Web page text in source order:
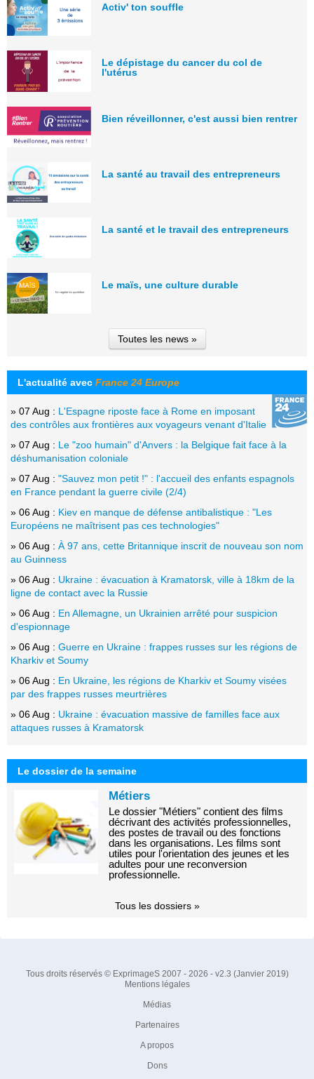
Activ' ton souffle
Le dépistage du cancer du col de
l'utérus
Bien réveillonner, c'est aussi bien rentrer
La santé au travail des entrepreneurs
La santé et le travail des entrepreneurs
Le maïs, une culture durable
Toutes les news »
L'actualité avec France 24 Europe
» 07 Aug : L'Espagne riposte face à Rome en imposant
des contrôles aux frontières aux voyageurs venant d'Italie
» 07 Aug : Le "zoo humain" d'Anvers : la Belgique fait face à la
déshumanisation coloniale
» 07 Aug : "Sauvez mon petit !" : l'accueil des enfants espagnols
en France pendant la guerre civile (2/4)
» 06 Aug : Kiev en manque de défense antibalistique : "Les
Européens ne maîtrisent pas ces technologies"
» 06 Aug : À 97 ans, cette Britannique inscrit de nouveau son nom
au Guinness
» 06 Aug : Ukraine : évacuation à Kramatorsk, ville à 18km de la
ligne de contact avec la Russie
» 06 Aug : En Allemagne, un Ukrainien arrêté pour suspicion
d'espionnage
» 06 Aug : Guerre en Ukraine : frappes russes sur les régions de
Kharkiv et Soumy
» 06 Aug : En Ukraine, les régions de Kharkiv et Soumy visées
par des frappes russes meurtrières
» 06 Aug : Ukraine : évacuation massive de familles face aux
attaques russes à Kramatorsk
Le dossier de la semaine
Métiers
Le dossier "Métiers" contient des films
décrivant des activités professionnelles,
des postes de travail ou des fonctions
dans les organisations. Les films sont
utiles pour l'orientation des jeunes et les
adultes pour une reconversion
professionnelle.
Tous les dossiers »
Tous droits réservés © ExprimageS 2007 - 2026 - v2.3 (Janvier 2019)
Mentions légales
Médias
Partenaires
A propos
Dons